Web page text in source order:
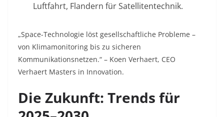
Luftfahrt, Flandern für Satellitentechnik.
„Space-Technologie löst gesellschaftliche Probleme –
von Klimamonitoring bis zu sicheren
Kommunikationsnetzen.“ – Koen Verhaert, CEO
Verhaert Masters in Innovation.
Die Zukunft: Trends für